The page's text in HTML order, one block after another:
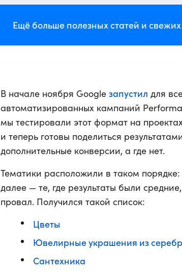
Ещё больше полезных статей и
В начале ноября Google запустил для
автоматизированных кампаний
мы тестировали этот формат на
и теперь готовы поделиться
дополнительные конверсии, а где нет.
Тематики расположили в таком
далее — те, где результаты были
провал. Получился такой список:
Цветы
Ювелирные украшения из
Сантехника